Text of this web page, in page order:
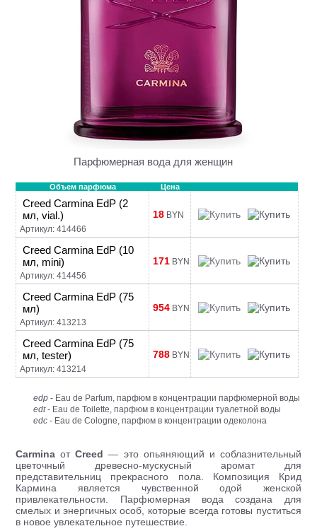
Парфюмерная вода для женщин
Объем парфюма Цена
Creed Carmina EdP (2
мл, vial.)
Артикул: 414466
18 BYN
Creed Carmina EdP (10
мл, mini)
Артикул: 414456
171 BYN
Creed Carmina EdP (75
мл)
Артикул: 413213
954 BYN
Creed Carmina EdP (75
мл, tester)
Артикул: 413214
788 BYN
edp - Eau de Parfum, парфюм в концентрации парфюмерной воды
edt- Eau de Toilette, парфюм в концентрации туалетной воды
edc - Eau de Cologne, парфюм в концентрации одеколона
Carmina отCreed — это опьяняющий и соблазнительный
цветочный древесно-мускусный аромат для
представительниц прекрасного пола. Композиция Крид
Кармина является чувственной одой женской
привлекательности. Парфюмерная вода создана для
смелых и энергичных особ, которые всегда готовы пуститься
в новое увлекательное путешествие.